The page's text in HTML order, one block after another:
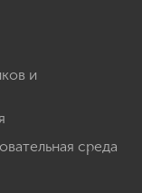
и
среда